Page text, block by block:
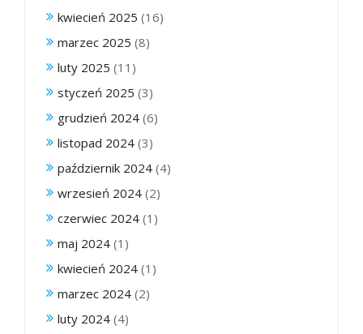
kwiecień 2025 (16)
marzec 2025 (8)
luty 2025 (11)
styczeń 2025 (3)
grudzień 2024 (6)
listopad 2024 (3)
październik 2024 (4)
wrzesień 2024 (2)
czerwiec 2024 (1)
maj 2024 (1)
kwiecień 2024 (1)
marzec 2024 (2)
luty 2024 (4)